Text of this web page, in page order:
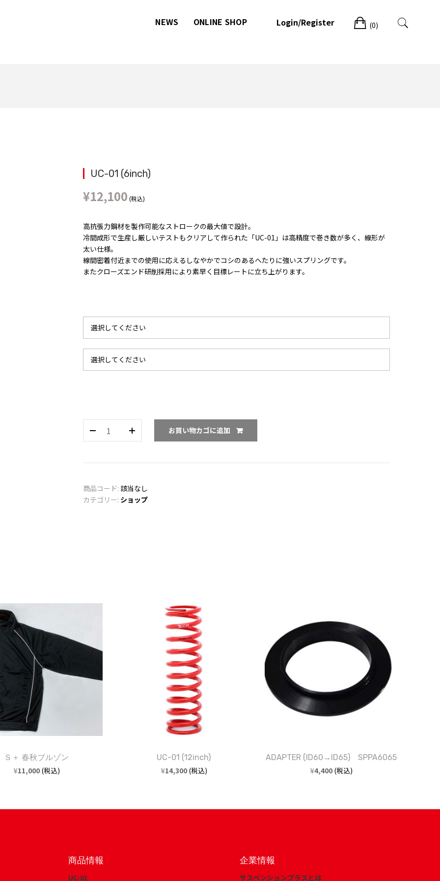
NEWS ONLINE SHOP Login/Register Cart
(0)
UC-01 (6inch)
¥12,100 (税込)
高抗張力鋼材を製作可能なストロークの最大値で設計。
冷間成形で生産し厳しいテストもクリアして作られた「UC-01」は高精度で巻き数が多く、線形が
太い仕様。
線間密着付近までの使用に応えるしなやかでコシのあるへたりに強いスプリングです。
またクローズエンド研削採用により素早く目標レートに立ち上がります。
お買い物カゴに追加
商品コード: 該当なし
カテゴリー: ショップ
Ｓ＋ 春秋ブルゾン
¥11,000 (税込)
UC-01 (12inch)
¥14,300 (税込)
ADAPTER (ID60→ID65) SPPA6065
¥4,400 (税込)
商品情報
UC-01
企業情報
サスペンションプラスとは